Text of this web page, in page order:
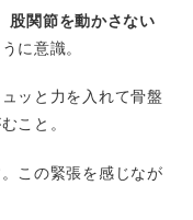
股関節を動かさない
に意識。
ッと力を入れて骨盤
こと。
この緊張を感じなが